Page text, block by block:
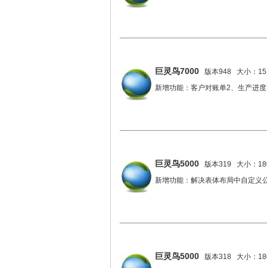
巨灵鸟7000 版本948 大小：
新增功能：客户对账单2、生产进
巨灵鸟5000 版本319 大小：
新增功能：解决表体布局中自定义
巨灵鸟5000 版本318 大小：